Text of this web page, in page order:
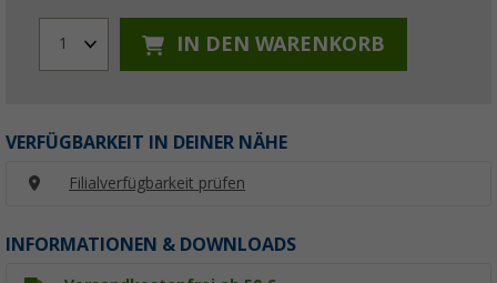
1 IN DEN WARENKORB
VERFÜGBARKEIT IN DEINER NÄHE
Filialverfügbarkeit prüfen
INFORMATIONEN & DOWNLOADS